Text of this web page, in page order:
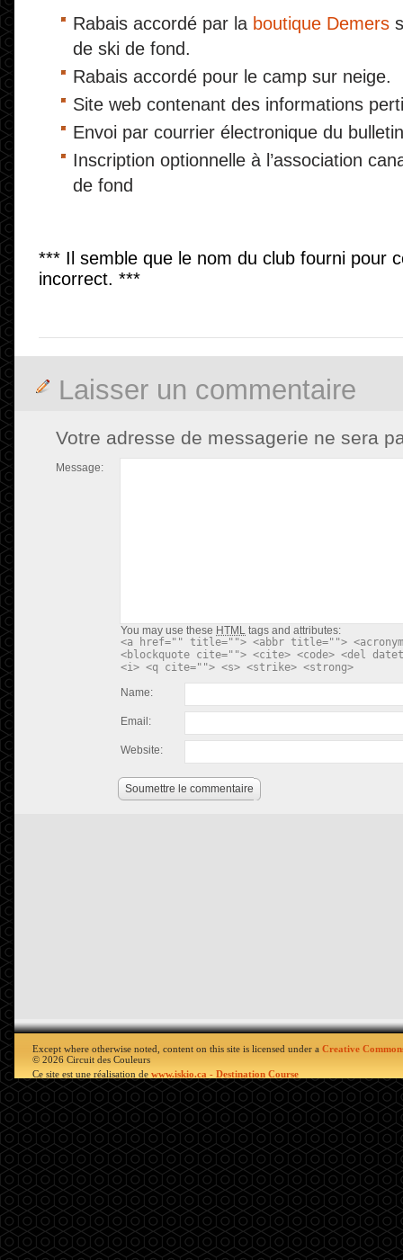
Rabais accordé par la boutique Demers
de ski de fond.
Rabais accordé pour le camp sur neige.
Site web contenant des informations
Envoi par courrier électronique du
Inscription optionnelle à l’association
de fond
*** Il semble que le nom du club fourni pour
incorrect. ***
Laisser un commentaire
Votre adresse de messagerie ne sera
Message:
You may use these HTML tags and attributes:
<a href="" title=""> <abbr title="">
<blockquote cite=""> <cite> <code> <del
<i> <q cite=""> <s> <strike> <strong>
Name:
Email:
Website:
Soumettre le commentaire
Except where otherwise noted, content on this site is licensed under a Creative
© 2026 Circuit des Couleurs
Ce site est une réalisation de www.iskio.ca - Destination Course